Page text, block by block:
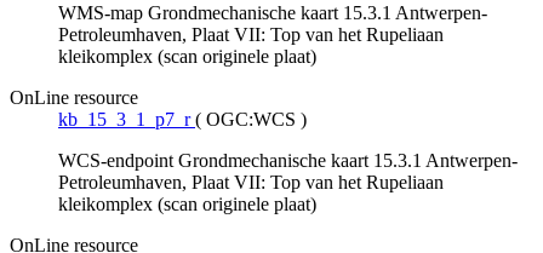
WMS-map Grondmechanische kaart 15.3.1 Antwerpen-
Petroleumhaven, Plaat VII: Top van het Rupeliaan
kleikomplex (scan originele plaat)
OnLine resource
kb_15_3_1_p7_r ( OGC:WCS )
WCS-endpoint Grondmechanische kaart 15.3.1 Antwerpen-
Petroleumhaven, Plaat VII: Top van het Rupeliaan
kleikomplex (scan originele plaat)
OnLine resource